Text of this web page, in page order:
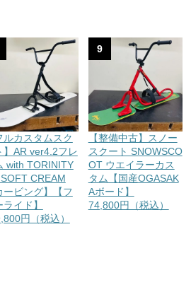
ルカスタムスク
】AR ver4.2フレ
with TORINITY
CREAM
ービング】【フ
ライド】
円（税込）
9
【整備中古】スノー
スクート SNOWSCO
OT ウエイラーカス
タム【国産OGASAK
Aボード】
74,800円（税込）